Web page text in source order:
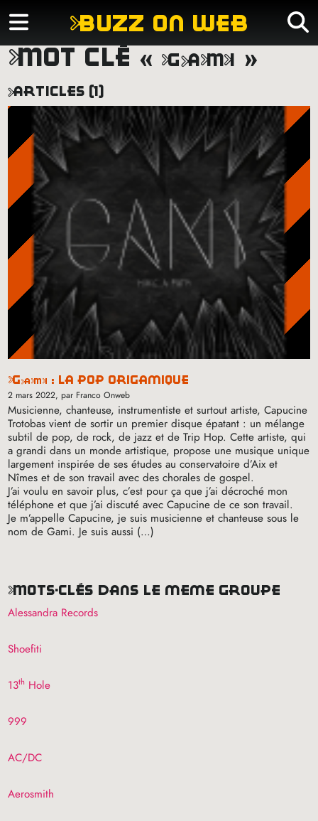
buzz on web
mot clé « gami »
articles (1)
gami : la pop origamique
2 mars 2022, par Franco Onweb
Musicienne, chanteuse, instrumentiste et surtout artiste, Capucine
Trotobas vient de sortir un premier disque épatant : un mélange
subtil de pop, de rock, de jazz et de Trip Hop. Cette artiste, qui
a grandi dans un monde artistique, propose une musique unique
largement inspirée de ses études au conservatoire d’Aix et
Nîmes et de son travail avec des chorales de gospel.
J’ai voulu en savoir plus, c’est pour ça que j’ai décroché mon
téléphone et que j’ai discuté avec Capucine de ce son travail.
Je m’appelle Capucine, je suis musicienne et chanteuse sous le
nom de Gami. Je suis aussi (…)
mots-clés dans le même groupe
Alessandra Records
Shoefiti
13th Hole
999
AC/DC
Aerosmith